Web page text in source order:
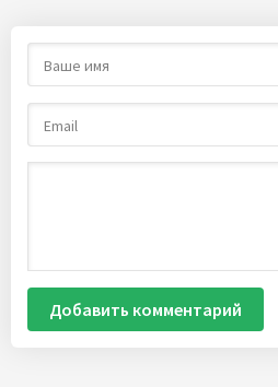
Добавить комментарий